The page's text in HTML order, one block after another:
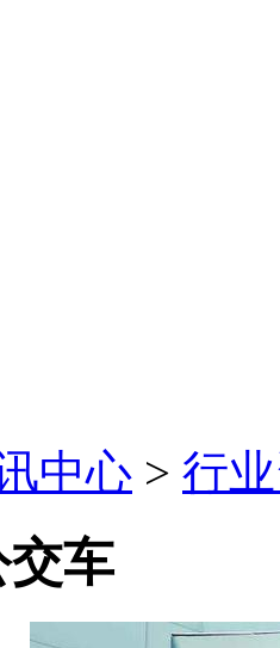
中心 > 行
交车